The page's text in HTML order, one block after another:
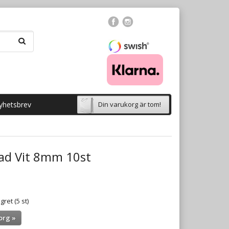
Din varukorg är tom!
Vit 8mm 10st
(5 st)
»